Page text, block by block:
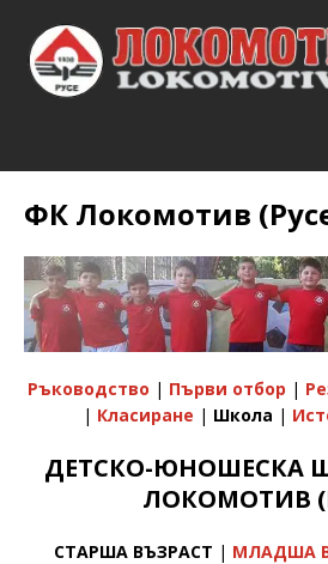
ФК Локомотив
Ръководство | Първи отбор |
| Класиране | Школа |
ДЕТСКО-ЮНОШЕСКА
ЛОКОМОТИВ
СТАРША ВЪЗРАСТ | МЛАДША